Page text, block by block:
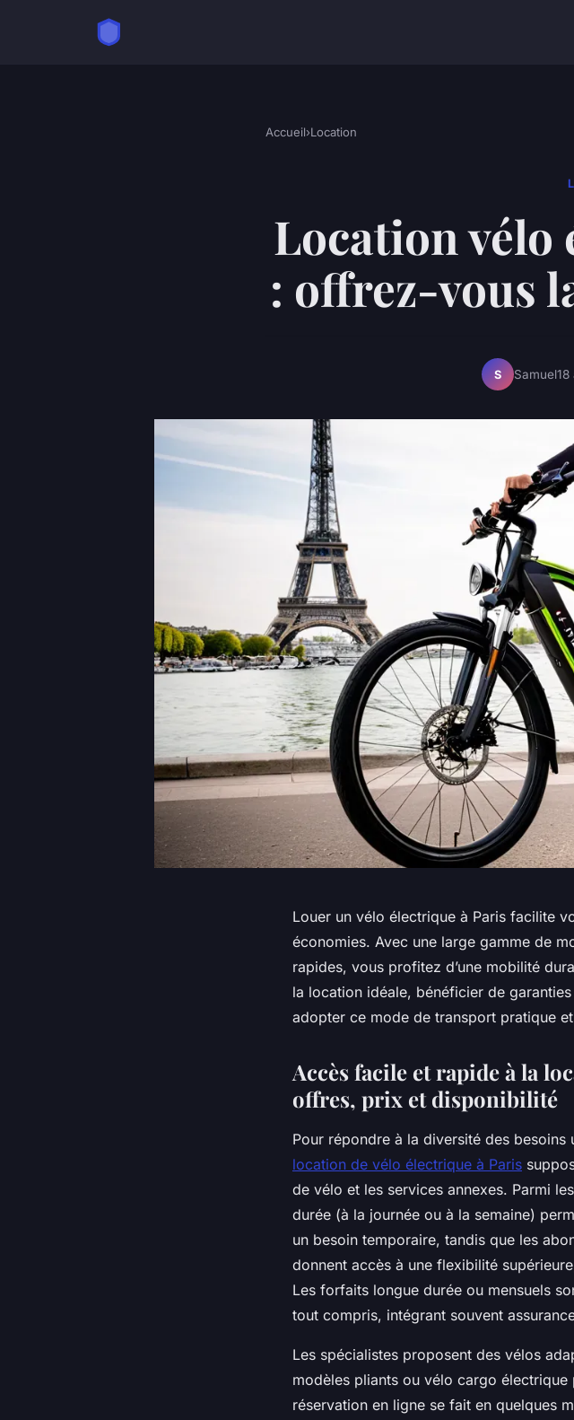
Accueil›Location
Location vélo
: offrez-vous
S Samuel18
Louer un vélo électrique à Paris facilite
économies. Avec une large gamme de
rapides, vous profitez d’une mobilité
la location idéale, bénéficier de
adopter ce mode de transport pratique
Accès facile et rapide à la
offres, prix et disponibilité
Pour répondre à la diversité des besoins
location de vélo électrique à Paris
de vélo et les services annexes. Parmi
durée (à la journée ou à la semaine)
un besoin temporaire, tandis que les
donnent accès à une flexibilité
Les forfaits longue durée ou mensuels
tout compris, intégrant souvent
Les spécialistes proposent des vélos
modèles pliants ou vélo cargo
réservation en ligne se fait en quelques